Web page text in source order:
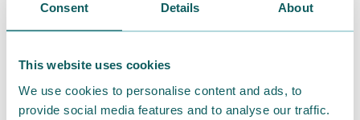
Consent Details About
This website uses cookies
We use cookies to personalise content and ads, to
provide social media features and to analyse our traffic.
コンパクトなサイズ感で広めの底マチが使いやすく、
ブルーの内生地で中が見やすく荷物が見つけやすい作
りになっています。
■RMNL-03 ショルダーバッグ